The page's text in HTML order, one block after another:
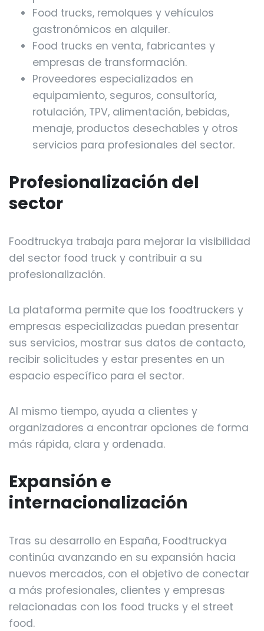
Food trucks, remolques y vehículos
gastronómicos en alquiler.
Food trucks en venta, fabricantes y
empresas de transformación.
Proveedores especializados en
equipamiento, seguros, consultoría,
rotulación, TPV, alimentación, bebidas,
menaje, productos desechables y otros
servicios para profesionales del sector.
Profesionalización del
sector
Foodtruckya trabaja para mejorar la visibilidad
del sector food truck y contribuir a su
profesionalización.
La plataforma permite que los foodtruckers y
empresas especializadas puedan presentar
sus servicios, mostrar sus datos de contacto,
recibir solicitudes y estar presentes en un
espacio específico para el sector.
Al mismo tiempo, ayuda a clientes y
organizadores a encontrar opciones de forma
más rápida, clara y ordenada.
Expansión e
internacionalización
Tras su desarrollo en España, Foodtruckya
continúa avanzando en su expansión hacia
nuevos mercados, con el objetivo de conectar
a más profesionales, clientes y empresas
relacionadas con los food trucks y el street
food.